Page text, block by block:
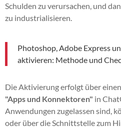
Schulden zu verursachen, und
zu industrialisieren.
Photoshop, Adobe Express
aktivieren: Methode und
Die Aktivierung erfolgt über
"Apps und Konnektoren" in
Anwendungen zugelassen sind,
oder über die Schnittstelle zum